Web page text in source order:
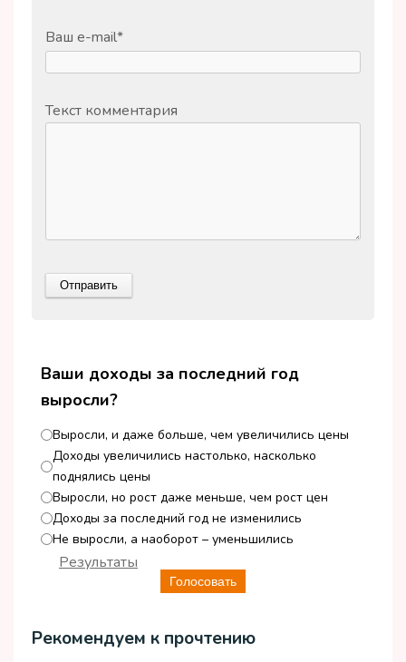
Ваш e-mail*
Текст комментария
Ваши доходы за последний год
выросли?
Выросли, и даже больше, чем увеличились цены
Доходы увеличились настолько, насколько
поднялись цены
Выросли, но рост даже меньше, чем рост цен
Доходы за последний год не изменились
Не выросли, а наоборот – уменьшились
Голосовать
Результаты
Рекомендуем к прочтению